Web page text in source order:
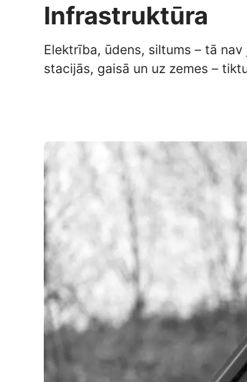
Infrastruktūra
Elektrība, ūdens, siltums – tā
stacijās, gaisā un uz zemes –